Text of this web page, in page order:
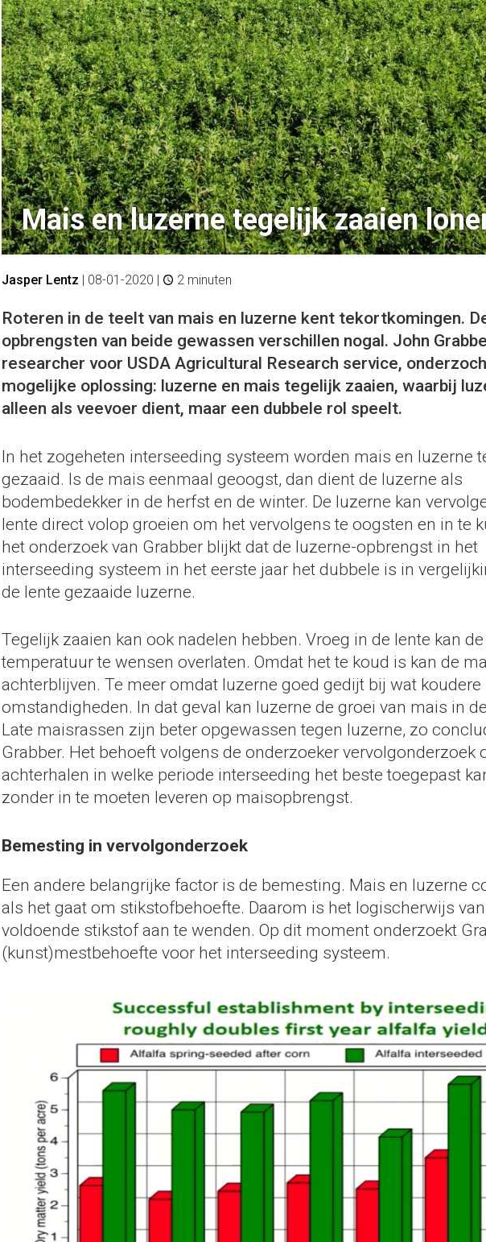
Mais en luzerne tegelijk zaaien
Jasper Lentz | 08-01-2020 | 2 minuten
Roteren in de teelt van mais en luzerne kent tekortkomingen.
opbrengsten van beide gewassen verschillen nogal. John
researcher voor USDA Agricultural Research service,
mogelijke oplossing: luzerne en mais tegelijk zaaien, waarbij
alleen als veevoer dient, maar een dubbele rol speelt.
In het zogeheten interseeding systeem worden mais en luzerne
gezaaid. Is de mais eenmaal geoogst, dan dient de luzerne als
bodembedekker in de herfst en de winter. De luzerne kan
lente direct volop groeien om het vervolgens te oogsten en in te
het onderzoek van Grabber blijkt dat de luzerne-opbrengst in het
interseeding systeem in het eerste jaar het dubbele is in
de lente gezaaide luzerne.
Tegelijk zaaien kan ook nadelen hebben. Vroeg in de lente kan de
temperatuur te wensen overlaten. Omdat het te koud is kan de
achterblijven. Te meer omdat luzerne goed gedijt bij wat koudere
omstandigheden. In dat geval kan luzerne de groei van mais in
Late maisrassen zijn beter opgewassen tegen luzerne, zo
Grabber. Het behoeft volgens de onderzoeker vervolgonderzoek
achterhalen in welke periode interseeding het beste toegepast
zonder in te moeten leveren op maisopbrengst.
Bemesting in vervolgonderzoek
Een andere belangrijke factor is de bemesting. Mais en luzerne
als het gaat om stikstofbehoefte. Daarom is het logischerwijs
voldoende stikstof aan te wenden. Op dit moment onderzoekt
(kunst)mestbehoefte voor het interseeding systeem.